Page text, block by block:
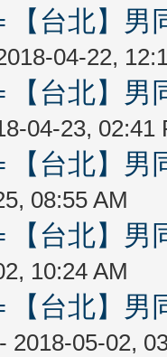
【台北】
04-22,
【台北】
04-23, 02:41
【台北】
08:55 AM
【台北】
10:24 AM
【台北】
- 2018-05-02,